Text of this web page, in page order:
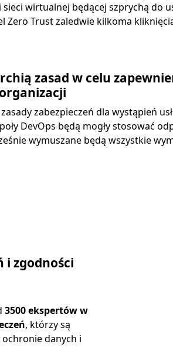
sieci wirtualnej będącej szprychą do
Zero Trust zaledwie kilkoma
zasad w celu
zabezpieczeń dla wystąpień
DevOps będą mogły stosować
wymuszane będą wszystkie
i zgodności
3500 ekspertów w
, którzy są
danych i